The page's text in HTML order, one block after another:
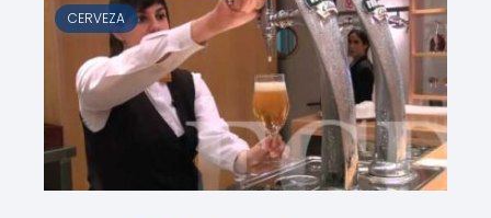
CERVEZA